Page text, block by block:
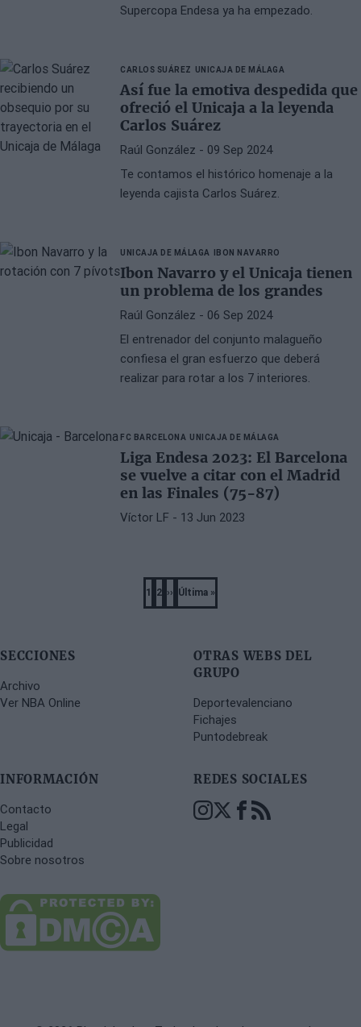
Supercopa Endesa ya ha empezado.
CARLOS SUÁREZ UNICAJA DE MÁLAGA
Así fue la emotiva despedida que
ofreció el Unicaja a la leyenda
Carlos Suárez
Raúl González - 09 Sep 2024
Te contamos el histórico homenaje a la
leyenda cajista Carlos Suárez.
UNICAJA DE MÁLAGA IBON NAVARRO
Ibon Navarro y el Unicaja tienen
un problema de los grandes
Raúl González - 06 Sep 2024
El entrenador del conjunto malagueño
confiesa el gran esfuerzo que deberá
realizar para rotar a los 7 interiores.
FC BARCELONA UNICAJA DE MÁLAGA
Liga Endesa 2023: El Barcelona
se vuelve a citar con el Madrid
en las Finales (75-87)
Víctor LF - 13 Jun 2023
Página
1
Página
2
Next
››
Last
Última »
SECCIONES
Archivo
Ver NBA Online
OTRAS WEBS DEL
GRUPO
Deportevalenciano
Fichajes
Puntodebreak
INFORMACIÓN
Contacto
Legal
Publicidad
Sobre nosotros
REDES SOCIALES